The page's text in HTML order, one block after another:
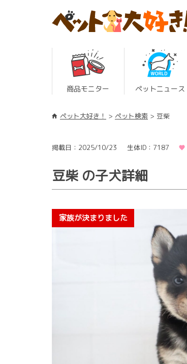
商品モニター ペットニュース
ペット大好き！ ペット検索 豆柴
掲載日：2025/10/23 生体ID：7187
豆柴 の子犬詳細